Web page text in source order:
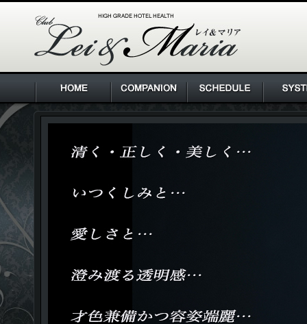
HIGH GRADE HOTEL HEALTH Lei & Maria クラブ レ
イ＆マリア